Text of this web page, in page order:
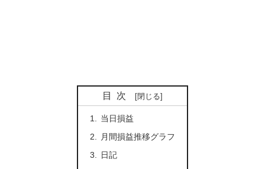
目次
当日損益
月間損益推移グラフ
日記